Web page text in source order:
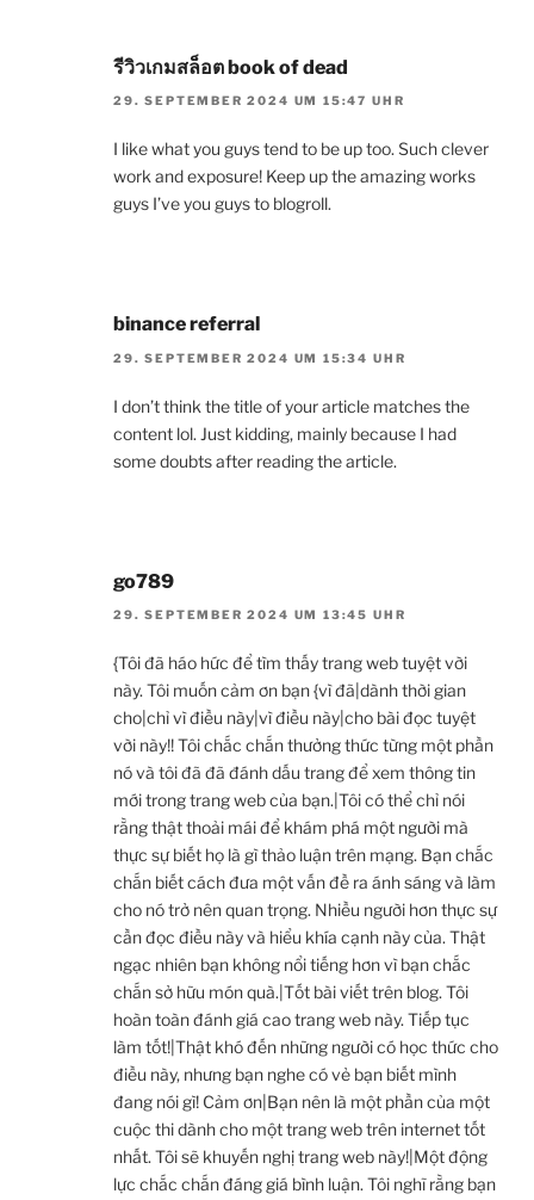
รีวิวเกมสล็อต book of dead
29. SEPTEMBER 2024 UM 15:47 UHR
I like what you guys tend to be up too. Such clever
work and exposure! Keep up the amazing works
guys I’ve you guys to blogroll.
binance referral
29. SEPTEMBER 2024 UM 15:34 UHR
I don’t think the title of your article matches the
content lol. Just kidding, mainly because I had
some doubts after reading the article.
go789
29. SEPTEMBER 2024 UM 13:45 UHR
{Tôi đã háo hức để tìm thấy trang web tuyệt vời
này. Tôi muốn cảm ơn bạn {vì đã|dành thời gian
cho|chỉ vì điều này|vì điều này|cho bài đọc tuyệt
vời này!! Tôi chắc chắn thưởng thức từng một phần
nó và tôi đã đã đánh dấu trang để xem thông tin
mới trong trang web của bạn.|Tôi có thể chỉ nói
rằng thật thoải mái để khám phá một người mà
thực sự biết họ là gì thảo luận trên mạng. Bạn chắc
chắn biết cách đưa một vấn đề ra ánh sáng và làm
cho nó trở nên quan trọng. Nhiều người hơn thực sự
cần đọc điều này và hiểu khía cạnh này của. Thật
ngạc nhiên bạn không nổi tiếng hơn vì bạn chắc
chắn sở hữu món quà.|Tốt bài viết trên blog. Tôi
hoàn toàn đánh giá cao trang web này. Tiếp tục
làm tốt!|Thật khó đến những người có học thức cho
điều này, nhưng bạn nghe có vẻ bạn biết mình
đang nói gì! Cảm ơn|Bạn nên là một phần của một
cuộc thi dành cho một trang web trên internet tốt
nhất. Tôi sẽ khuyến nghị trang web này!|Một động
lực chắc chắn đáng giá bình luận. Tôi nghĩ rằng bạn